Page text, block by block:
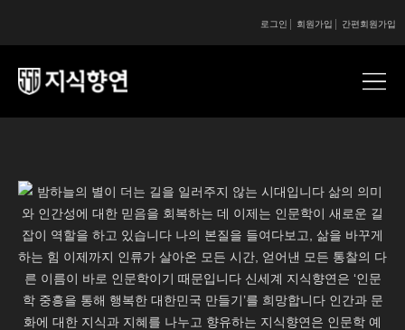
간편회원가입
회원가입
로그인